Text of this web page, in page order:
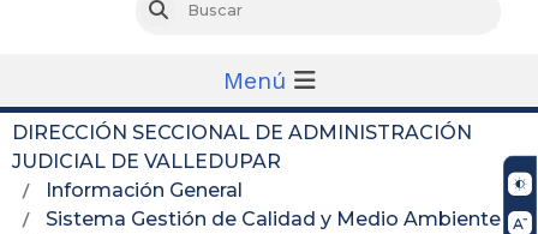
Buscar
Menú
DIRECCIÓN SECCIONAL DE ADMINISTRACIÓN
JUDICIAL DE VALLEDUPAR
Información General
Sistema Gestión de Calidad y Medio Ambiente